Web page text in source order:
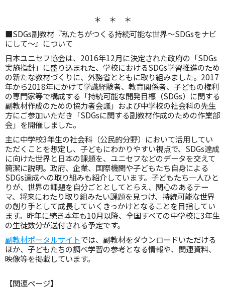
＊ ＊ ＊
■SDGs副教材『私たちがつくる持続可能な世界～SDGsをナビ
にして～』について
日本ユニセフ協会は、2016年12月に決定された政府の「SDGs
実施指針」に盛り込まれた、学校におけるSDGs学習推進のため
の新たな教材づくりに、外務省とともに取り組みました。2017
年から2018年にかけて学識経験者、教育関係者、子どもの権利
の専門家等で構成する「持続可能な開発目標（SDGs）に関する
副教材作成のための協力者会議」および中学校の社会科の先生
方にご参加いただき「SDGsに関する副教材作成のための作業部
会」を開催しました。
主に中学校3年生の社会科（公民的分野）において活用してい
ただくことを想定し、子どもにわかりやすい視点で、SDGs達成
に向けた世界と日本の課題を、ユニセフなどのデータを交えて
簡潔に説明。政府、企業、国際機関や子どもたち自身による
SDGs達成への取り組みも紹介しています。子どもたち一人ひと
りが、世界の課題を自分ごととしてとらえ、関心のあるテー
マ、将来にわたり取り組みたい課題を見つけ、持続可能な世界
の創り手として成長していくきっかけとなることを目指してい
ます。昨年に続き本年も10月以降、全国すべての中学校に3年生
の生徒数分が送付される予定です。
副教材ポータルサイトでは、副教材をダウンロードいただける
ほか、子どもたちの調べ学習の参考となる情報や、関連資料、
映像等を掲載しています。
【関連ページ】